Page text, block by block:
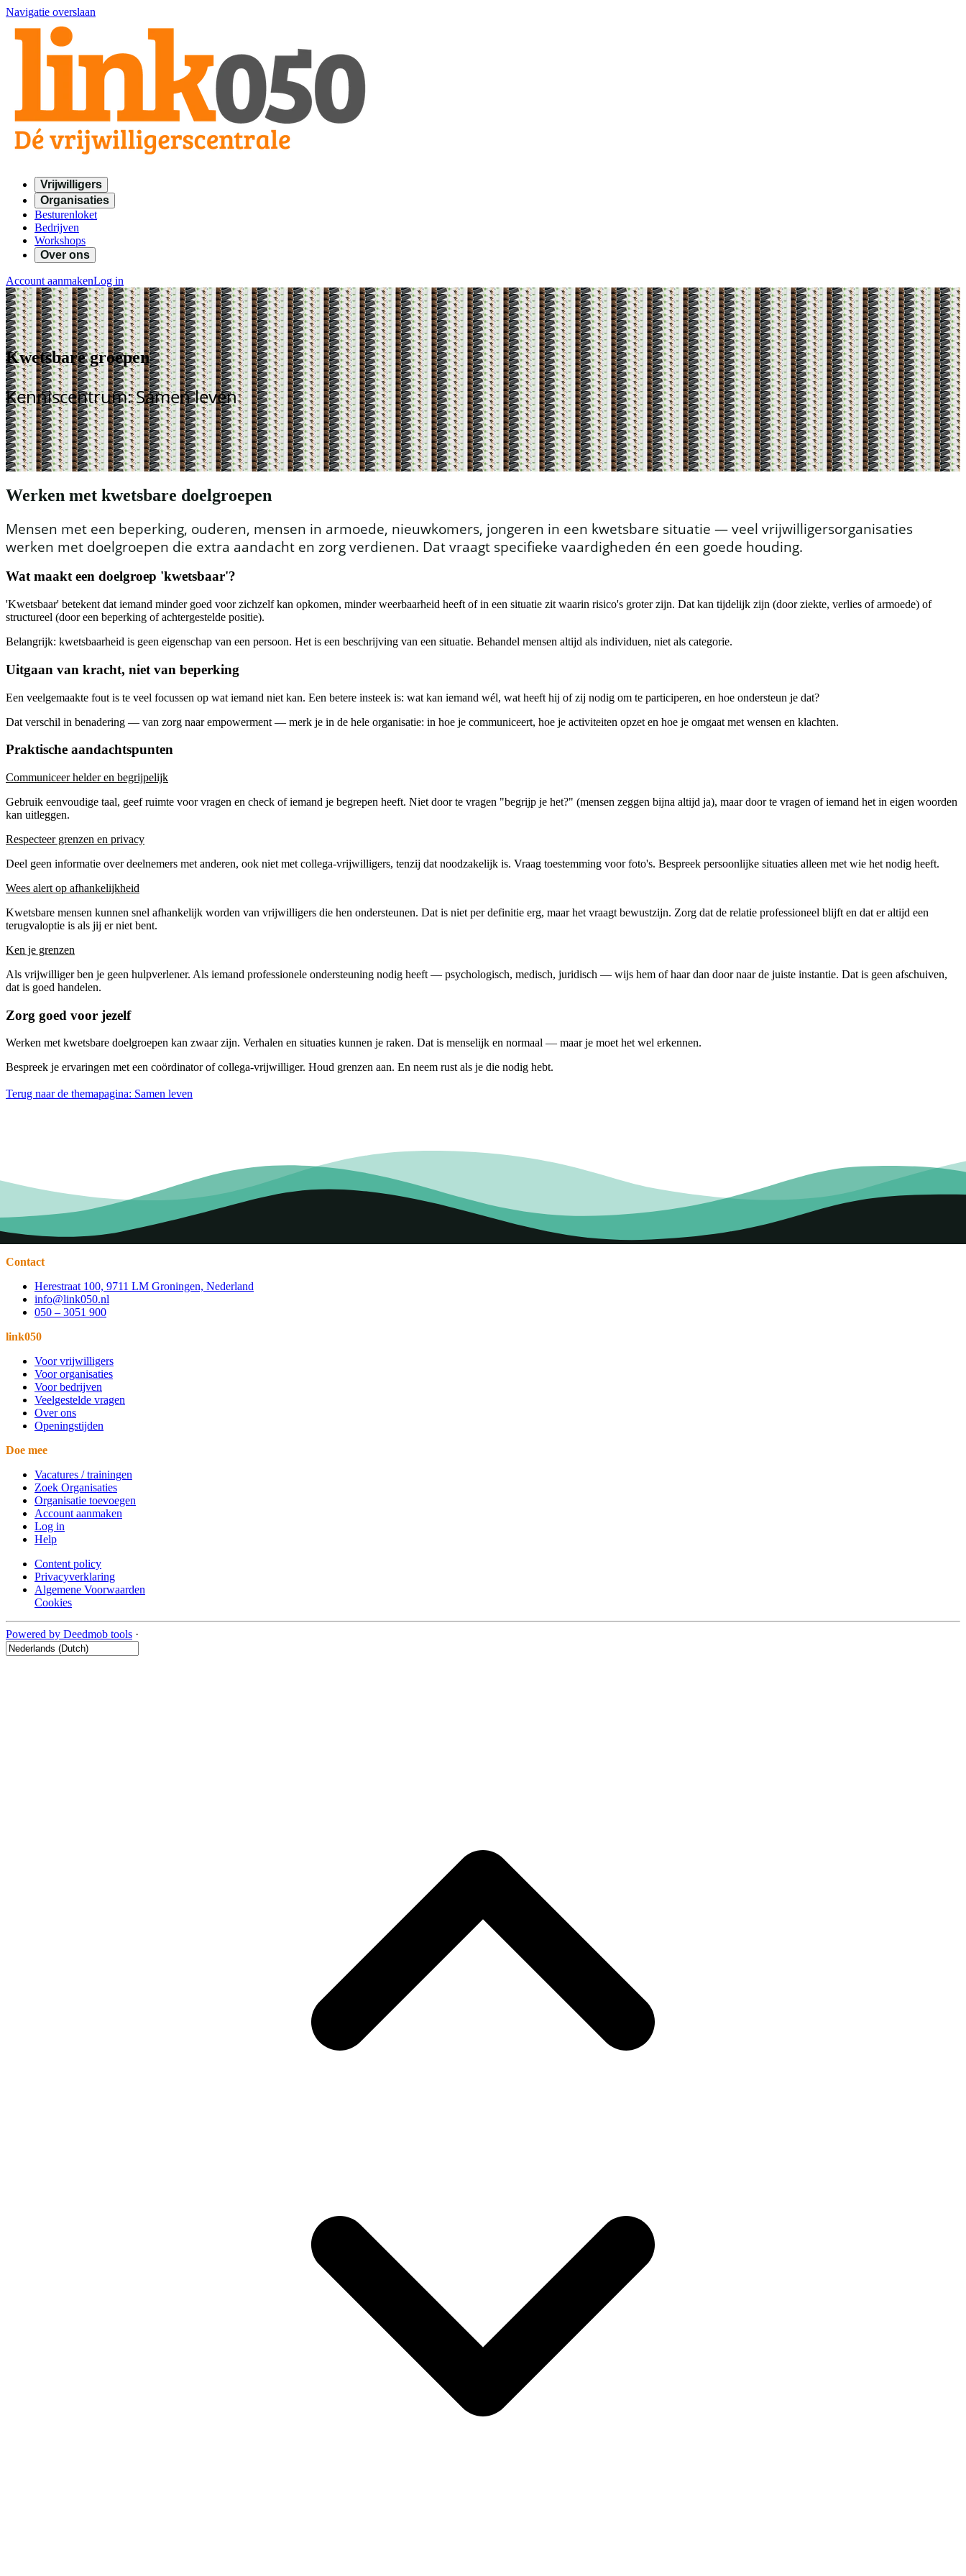
Navigatie overslaan
Vrijwilligers
Organisaties
Besturenloket
Bedrijven
Workshops
Over ons
Account aanmakenLog in
Kwetsbare groepen
Kenniscentrum: Samen leven
Werken met kwetsbare doelgroepen
Mensen met een beperking, ouderen, mensen in armoede, nieuwkomers, jongeren in een kwetsbare situatie — veel vrijwilligersorganisaties
werken met doelgroepen die extra aandacht en zorg verdienen. Dat vraagt specifieke vaardigheden én een goede houding.
Wat maakt een doelgroep 'kwetsbaar'?
'Kwetsbaar' betekent dat iemand minder goed voor zichzelf kan opkomen, minder weerbaarheid heeft of in een situatie zit waarin risico's groter zijn. Dat kan tijdelijk zijn (door ziekte, verlies of armoede) of
structureel (door een beperking of achtergestelde positie).
Belangrijk: kwetsbaarheid is geen eigenschap van een persoon. Het is een beschrijving van een situatie. Behandel mensen altijd als individuen, niet als categorie.
Uitgaan van kracht, niet van beperking
Een veelgemaakte fout is te veel focussen op wat iemand niet kan. Een betere insteek is: wat kan iemand wél, wat heeft hij of zij nodig om te participeren, en hoe ondersteun je dat?
Dat verschil in benadering — van zorg naar empowerment — merk je in de hele organisatie: in hoe je communiceert, hoe je activiteiten opzet en hoe je omgaat met wensen en klachten.
Praktische aandachtspunten
Communiceer helder en begrijpelijk
Gebruik eenvoudige taal, geef ruimte voor vragen en check of iemand je begrepen heeft. Niet door te vragen "begrijp je het?" (mensen zeggen bijna altijd ja), maar door te vragen of iemand het in eigen woorden
kan uitleggen.
Respecteer grenzen en privacy
Deel geen informatie over deelnemers met anderen, ook niet met collega-vrijwilligers, tenzij dat noodzakelijk is. Vraag toestemming voor foto's. Bespreek persoonlijke situaties alleen met wie het nodig heeft.
Wees alert op afhankelijkheid
Kwetsbare mensen kunnen snel afhankelijk worden van vrijwilligers die hen ondersteunen. Dat is niet per definitie erg, maar het vraagt bewustzijn. Zorg dat de relatie professioneel blijft en dat er altijd een
terugvaloptie is als jij er niet bent.
Ken je grenzen
Als vrijwilliger ben je geen hulpverlener. Als iemand professionele ondersteuning nodig heeft — psychologisch, medisch, juridisch — wijs hem of haar dan door naar de juiste instantie. Dat is geen afschuiven,
dat is goed handelen.
Zorg goed voor jezelf
Werken met kwetsbare doelgroepen kan zwaar zijn. Verhalen en situaties kunnen je raken. Dat is menselijk en normaal — maar je moet het wel erkennen.
Bespreek je ervaringen met een coördinator of collega-vrijwilliger. Houd grenzen aan. En neem rust als je die nodig hebt.
Terug naar de themapagina: Samen leven
Contact
Herestraat 100, 9711 LM Groningen, Nederland
info@link050.nl
050 – 3051 900
link050
Voor vrijwilligers
Voor organisaties
Voor bedrijven
Veelgestelde vragen
Over ons
Openingstijden
Doe mee
Vacatures / trainingen
Zoek Organisaties
Organisatie toevoegen
Account aanmaken
Log in
Help
Content policy
Privacyverklaring
Algemene Voorwaarden
Cookies
Powered by Deedmob tools ·